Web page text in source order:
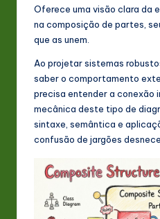
in
A
Oferece uma visão clara da
na composição de partes,
que as unem.
Ao projetar sistemas
saber o comportamento
precisa entender a conexão
mecânica deste tipo de
sintaxe, semântica e
confusão de jargões